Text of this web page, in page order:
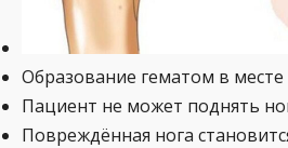
Образование гематом в
Пациент не может поднять
Повреждённая нога